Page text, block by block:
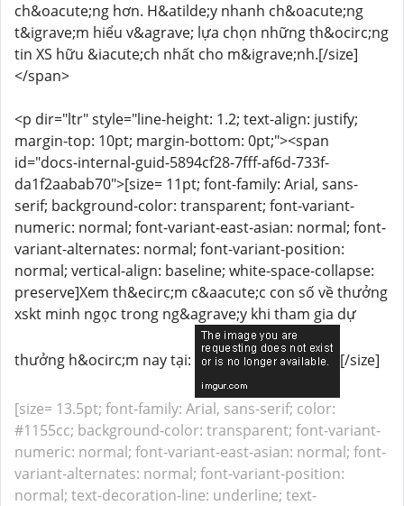
ch&oacute;ng hơn. H&atilde;y nhanh ch&oacute;ng
t&igrave;m hiểu v&agrave; lựa chọn những th&ocirc;ng
tin XS hữu &iacute;ch nhất cho m&igrave;nh.[/size]
</span>
<p dir="ltr" style="line-height: 1.2; text-align: justify;
margin-top: 10pt; margin-bottom: 0pt;"><span
id="docs-internal-guid-5894cf28-7fff-af6d-733f-
da1f2aabab70">[size= 11pt; font-family: Arial, sans-
serif; background-color: transparent; font-variant-
numeric: normal; font-variant-east-asian: normal; font-
variant-alternates: normal; font-variant-position:
normal; vertical-align: baseline; white-space-collapse:
preserve]Xem th&ecirc;m c&aacute;c con số về thưởng
xskt minh ngọc trong ng&agrave;y khi tham gia dự
thưởng h&ocirc;m nay tại: [/size]
[size= 13.5pt; font-family: Arial, sans-serif; color:
#1155cc; background-color: transparent; font-variant-
numeric: normal; font-variant-east-asian: normal; font-
variant-alternates: normal; font-variant-position:
normal; text-decoration-line: underline; text-